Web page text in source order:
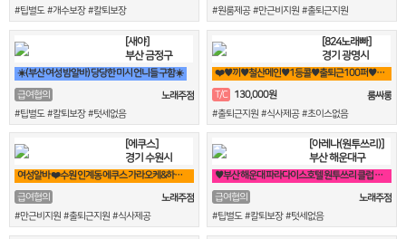
#팁별도 #개수보장 #칼퇴보장
#원룸제공 #만근비지원 #출퇴근지원
[새야]
부산 금정구
☀️(부산 여성 밤알바) 당당한 미시 언니들 구함☀️
급여협의
노래주점
#팁별도 #칼퇴보장 #텃세없음
[824노래빠]
경기 광명시
❤️♥끼♥철산메인♥1등콜♥출퇴근100퍼♥90분 13만♥때초X♥❤️
T/C 130,000원
룸싸롱
#출퇴근지원 #식사제공 #초이스없음
[에쿠스]
경기 수원시
여성알바 ❤️수원 인계동 에쿠스 가라오케&하이퍼블릭❤️
급여협의
노래주점
#만근비지원 #출퇴근지원 #식사제공
[아레나(원투쓰리)]
부산 해운대구
♥️부산 해운대 파라다이스호텔 원투쓰리 클럽 영업진 구합니다♥️
급여협의
노래주점
#팁별도 #칼퇴보장 #텃세없음